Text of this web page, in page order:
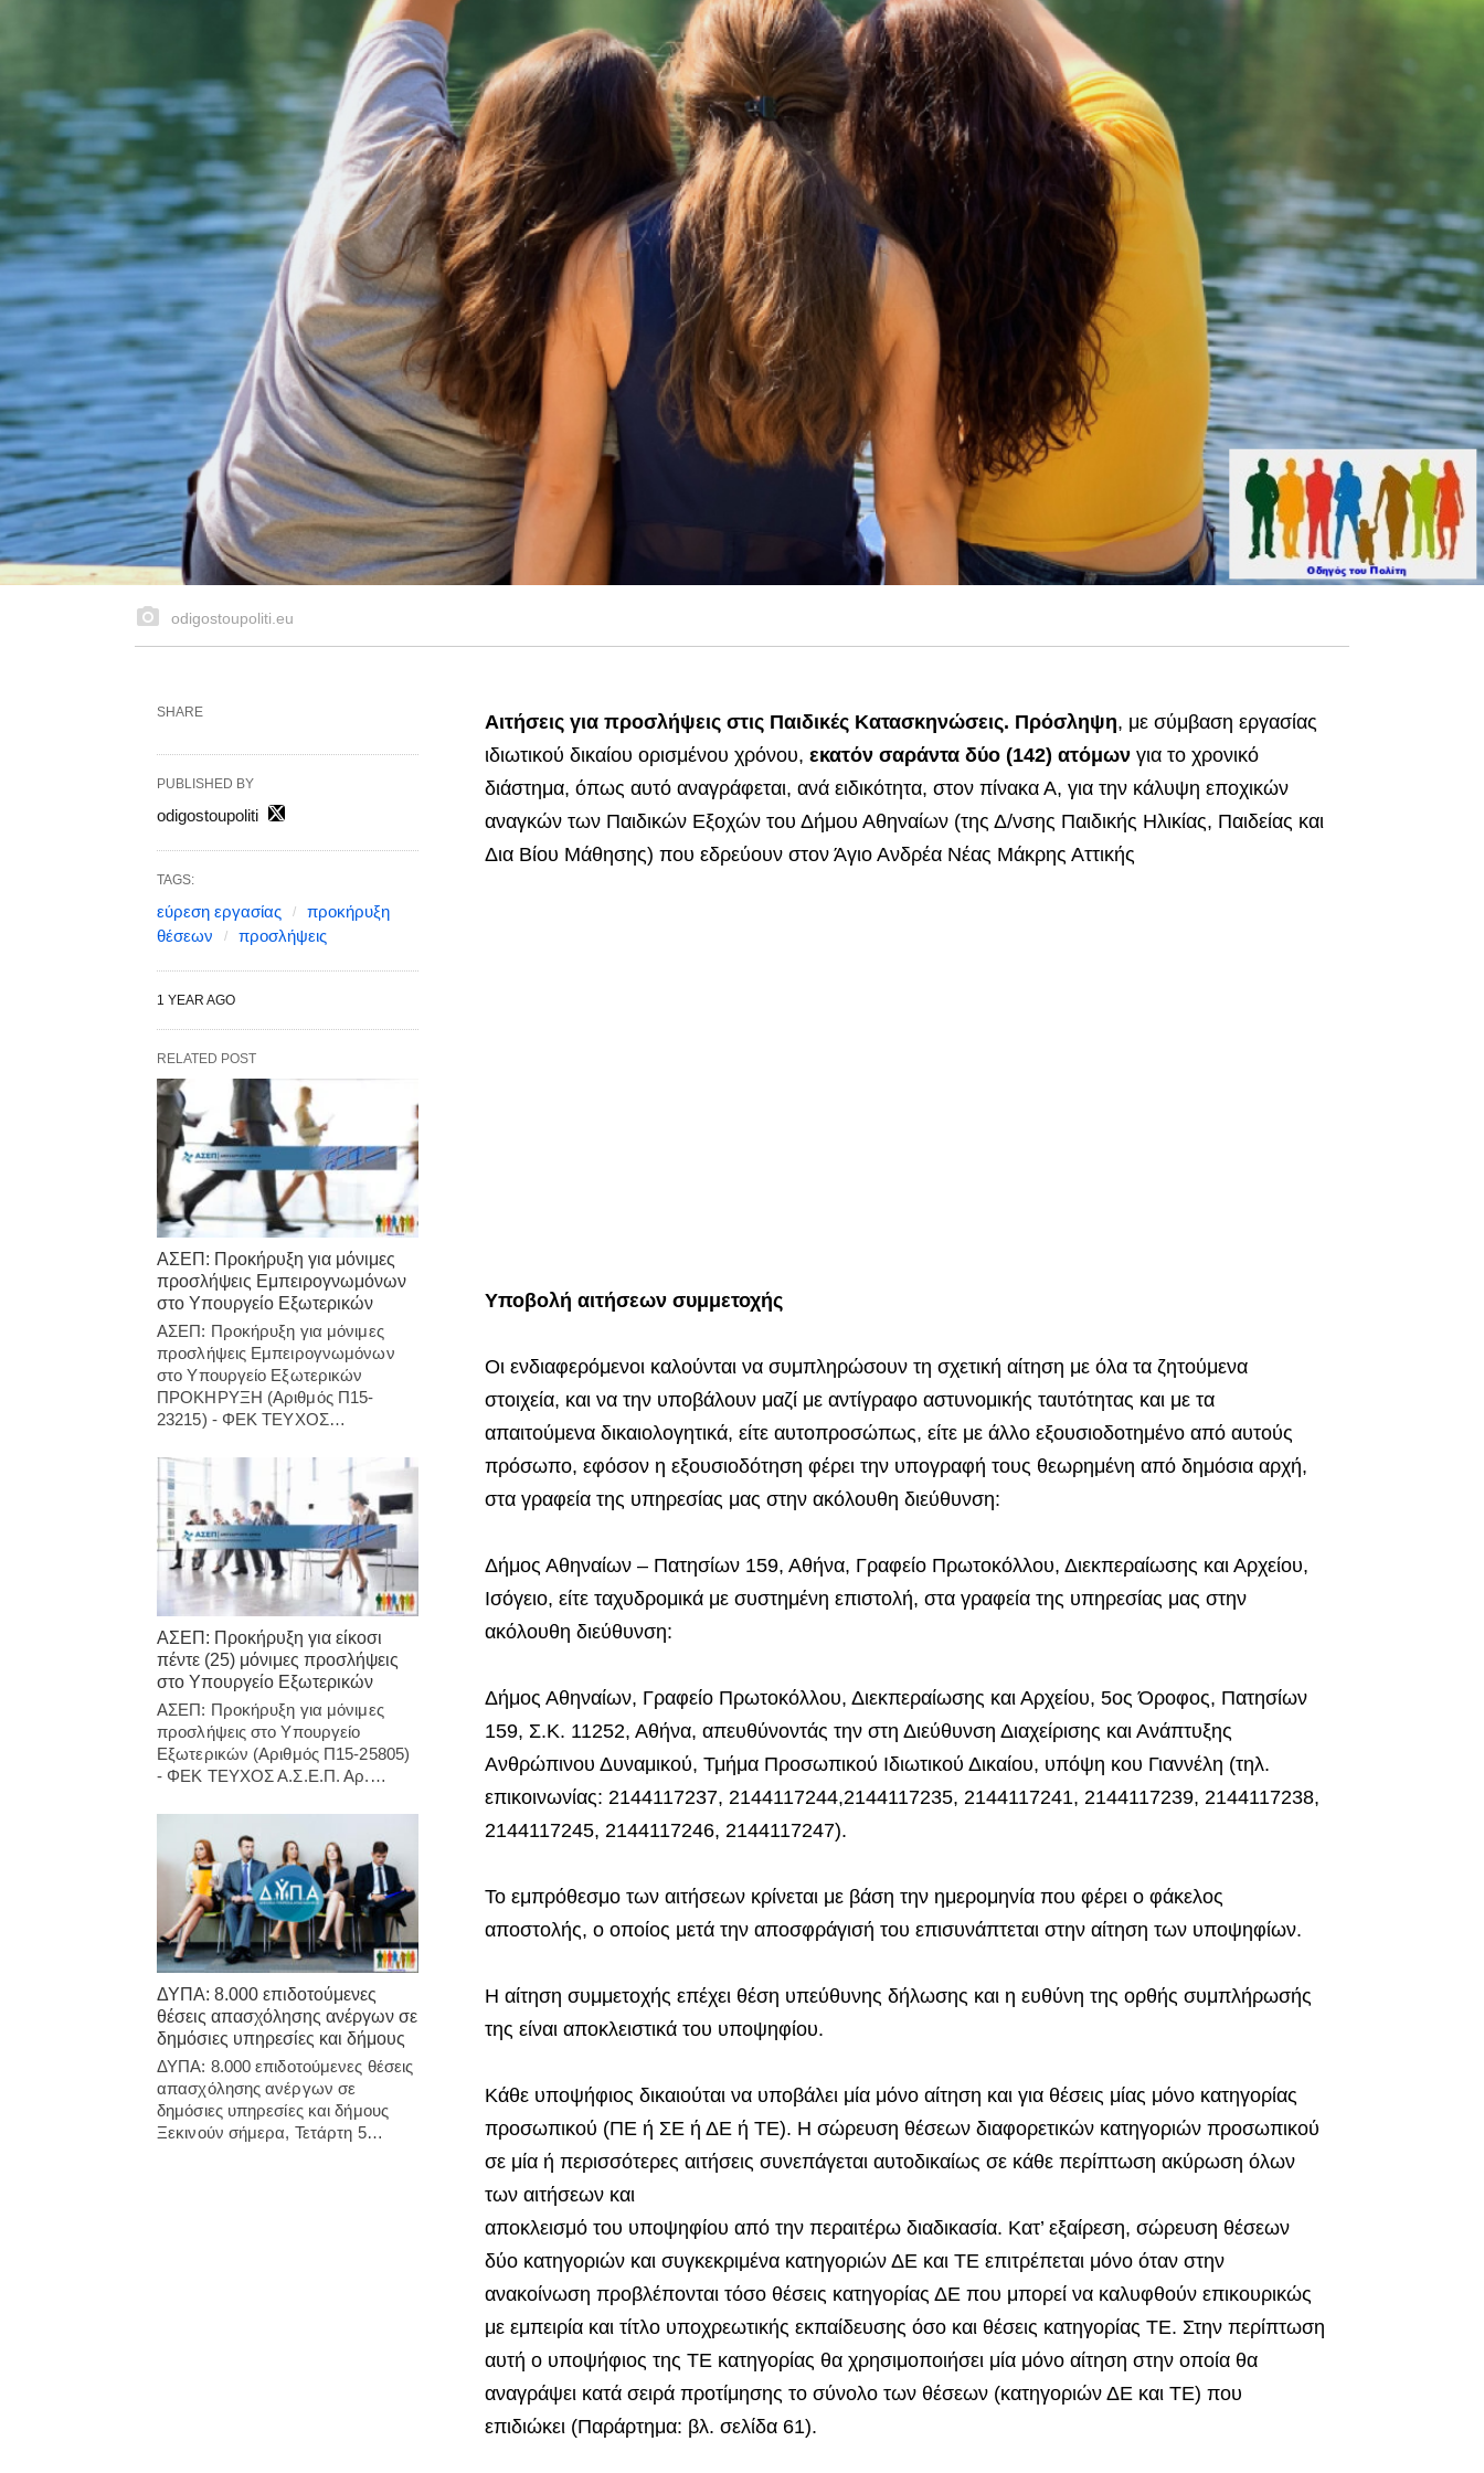
odigostoupoliti.eu
Αιτήσεις για προσλήψεις στις Παιδικές Κατασκηνώσεις. Πρόσληψη, με σύμβαση εργασίας
ιδιωτικού δικαίου ορισμένου χρόνου, εκατόν σαράντα δύο (142) ατόμωνγια το χρονικό
διάστημα, όπως αυτό αναγράφεται, ανά ειδικότητα, στον πίνακα Α, για την κάλυψη εποχικών
αναγκών των Παιδικών Εξοχών του Δήμου Αθηναίων (της Δ/νσης Παιδικής Ηλικίας, Παιδείας και
Δια Βίου Μάθησης) που εδρεύουν στον Άγιο Ανδρέα Νέας Μάκρης Αττικής
Υποβολή αιτήσεων συμμετοχής
Οι ενδιαφερόμενοι καλούνται να συμπληρώσουν τη σχετική αίτηση με όλα τα ζητούμενα
στοιχεία, και να την υποβάλουν μαζί με αντίγραφο αστυνομικής ταυτότητας και με τα
απαιτούμενα δικαιολογητικά, είτε αυτοπροσώπως, είτε με άλλο εξουσιοδοτημένο από αυτούς
πρόσωπο, εφόσον η εξουσιοδότηση φέρει την υπογραφή τους θεωρημένη από δημόσια αρχή,
στα γραφεία της υπηρεσίας μας στην ακόλουθη διεύθυνση:
Δήμος Αθηναίων – Πατησίων 159, Αθήνα, Γραφείο Πρωτοκόλλου, Διεκπεραίωσης και Αρχείου,
Ισόγειο, είτε ταχυδρομικά με συστημένη επιστολή, στα γραφεία της υπηρεσίας μας στην
ακόλουθη διεύθυνση:
Δήμος Αθηναίων, Γραφείο Πρωτοκόλλου, Διεκπεραίωσης και Αρχείου, 5ος Όροφος, Πατησίων
159, Σ.Κ. 11252, Αθήνα, απευθύνοντάς την στη Διεύθυνση Διαχείρισης και Ανάπτυξης
Ανθρώπινου Δυναμικού, Τμήμα Προσωπικού Ιδιωτικού Δικαίου, υπόψη κου Γιαννέλη (τηλ.
επικοινωνίας: 2144117237, 2144117244,2144117235, 2144117241, 2144117239, 2144117238,
2144117245, 2144117246, 2144117247).
Το εμπρόθεσμο των αιτήσεων κρίνεται με βάση την ημερομηνία που φέρει ο φάκελος
αποστολής, ο οποίος μετά την αποσφράγισή του επισυνάπτεται στην αίτηση των υποψηφίων.
Η αίτηση συμμετοχής επέχει θέση υπεύθυνης δήλωσης και η ευθύνη της ορθής συμπλήρωσής
της είναι αποκλειστικά του υποψηφίου.
Κάθε υποψήφιος δικαιούται να υποβάλει μία μόνο αίτηση και για θέσεις μίας μόνο κατηγορίας
προσωπικού (ΠΕ ή ΣΕ ή ΔΕ ή ΤΕ). Η σώρευση θέσεων διαφορετικών κατηγοριών προσωπικού
σε μία ή περισσότερες αιτήσεις συνεπάγεται αυτοδικαίως σε κάθε περίπτωση ακύρωση όλων
των αιτήσεων και
αποκλεισμό του υποψηφίου από την περαιτέρω διαδικασία. Κατ’ εξαίρεση, σώρευση θέσεων
δύο κατηγοριών και συγκεκριμένα κατηγοριών ΔΕ και ΤΕ επιτρέπεται μόνο όταν στην
ανακοίνωση προβλέπονται τόσο θέσεις κατηγορίας ΔΕ που μπορεί να καλυφθούν επικουρικώς
με εμπειρία και τίτλο υποχρεωτικής εκπαίδευσης όσο και θέσεις κατηγορίας ΤΕ. Στην περίπτωση
αυτή ο υποψήφιος της ΤΕ κατηγορίας θα χρησιμοποιήσει μία μόνο αίτηση στην οποία θα
αναγράψει κατά σειρά προτίμησης το σύνολο των θέσεων (κατηγοριών ΔΕ και ΤΕ) που
επιδιώκει (Παράρτημα: βλ. σελίδα 61).
SHARE
PUBLISHED BY
odigostoupoliti
TAGS:
εύρεση εργασίας
προκήρυξη
θέσεων
προσλήψεις
1 YEAR AGO
RELATED POST
ΑΣΕΠ: Προκήρυξη για μόνιμες
προσλήψεις Εμπειρογνωμόνων
στο Υπουργείο Εξωτερικών
ΑΣΕΠ: Προκήρυξη για μόνιμες
προσλήψεις Εμπειρογνωμόνων
στο Υπουργείο Εξωτερικών
ΠΡΟΚΗΡΥΞΗ (Αριθμός Π15-
23215) - ΦΕΚ ΤΕΥΧΟΣ…
ΑΣΕΠ: Προκήρυξη για είκοσι
πέντε (25) μόνιμες προσλήψεις
στο Υπουργείο Εξωτερικών
ΑΣΕΠ: Προκήρυξη για μόνιμες
προσλήψεις στο Υπουργείο
Εξωτερικών (Αριθμός Π15-25805)
- ΦΕΚ ΤΕΥΧΟΣ Α.Σ.Ε.Π. Αρ.…
ΔΥΠΑ: 8.000 επιδοτούμενες
θέσεις απασχόλησης ανέργων σε
δημόσιες υπηρεσίες και δήμους
ΔΥΠΑ: 8.000 επιδοτούμενες θέσεις
απασχόλησης ανέργων σε
δημόσιες υπηρεσίες και δήμους
Ξεκινούν σήμερα, Τετάρτη 5…